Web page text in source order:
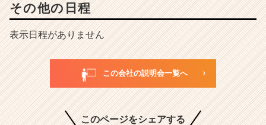
その他の日程
表示日程がありません
この会社の説明会一覧へ
このページをシェアする